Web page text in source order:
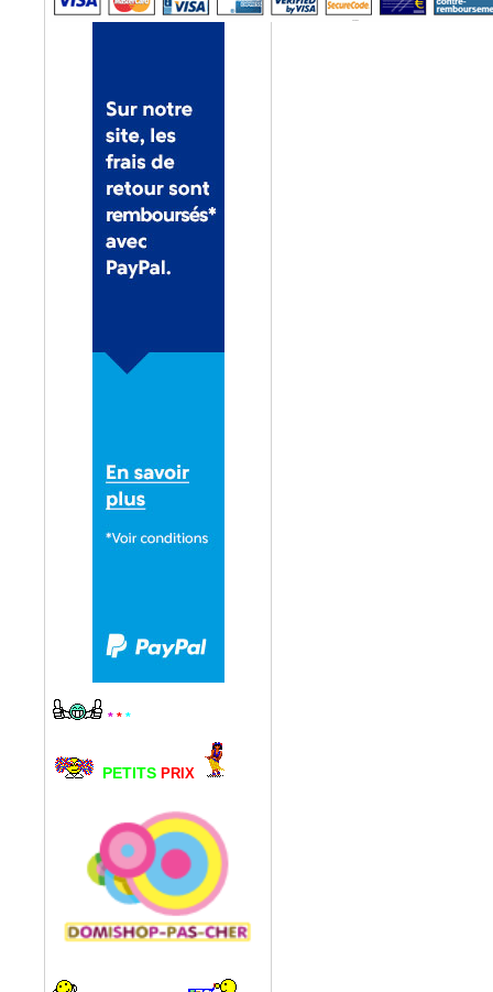
* * *
PETITS PRIX